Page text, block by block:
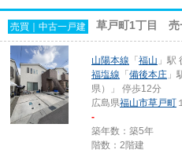
売買｜中古一戸建 草戸町1丁目 売
山陽本線 「 福山 」駅
福塩線 「 備後本庄 」
県）」 停歩12分
広島県福山市草戸町
-
築年数：築5年
階数：2階建